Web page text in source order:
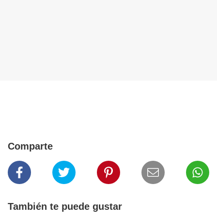
Comparte
También te puede gustar